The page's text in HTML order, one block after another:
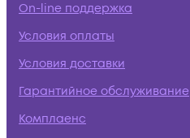
On-line поддержка
Условия оплаты
Условия доставки
Гарантийное обслуживание
Комплаенс